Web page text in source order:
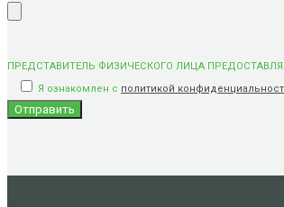
ПРЕДСТАВИТЕЛЬ ФИЗИЧЕСКОГО ЛИЦА
Я ознакомлен с политикой